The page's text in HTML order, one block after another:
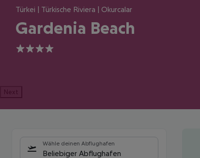
Türkei | Türkische Riviera | Okurcalar
Gardenia Beach
4
Next
Wähle deinen Abflughafen
Beliebiger Abflughafen